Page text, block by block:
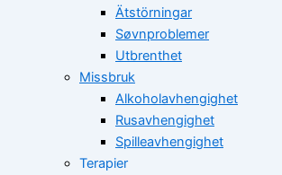
Ätstörningar
Søvnproblemer
Utbrenthet
Missbruk
Alkoholavhengighet
Rusavhengighet
Spilleavhengighet
Terapier